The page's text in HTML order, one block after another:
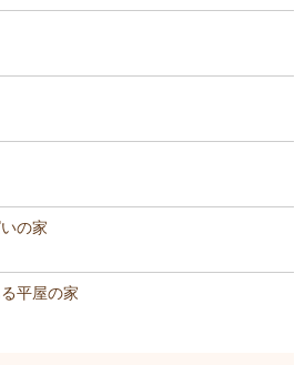
の家
平屋の家